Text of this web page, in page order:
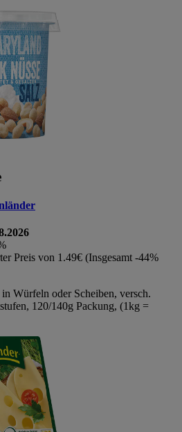
Preis von 1.49€ (Insgesamt -44%
Würfeln oder Scheiben, versch.
120/140g Packung, (1kg =